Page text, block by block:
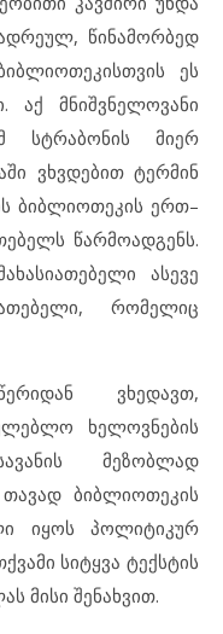
წინამორბედ
ეს
მნიშვნელოვანი
სტრაბონის მიერ
ვხვდებით ტერმინ
ბიბლიოთეკის ერთ–
წარმოადგენს.
ასევე
რომელიც
ვხედავთ,
ხელოვნების
მეზობლად
ბიბლიოთეკის
იყოს პოლიტიკურ
სიტყვა ტექსტის
მისი შენახვით.